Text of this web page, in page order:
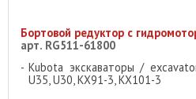
Бортовой редуктор с
арт. RG511-61800
Kubota экскаваторы /
U35, U30, KX91-3, KX101-3